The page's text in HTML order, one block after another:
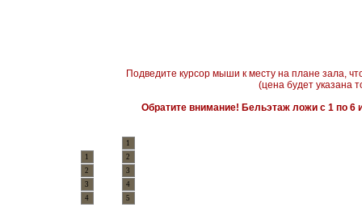
Подведите курсор мыши к месту на плане зала,
(цена будет указана
Обратите внимание! Бельэтаж ложи с 1 по 6
1
1
2
2
3
3
4
4
5